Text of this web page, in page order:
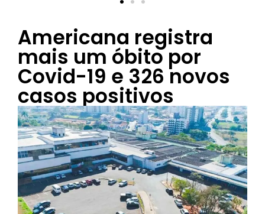
Americana registra
mais um óbito por
Covid-19 e 326 novos
casos positivos